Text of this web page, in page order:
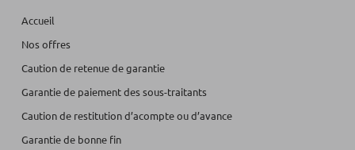
Accueil
Nos offres
Caution de retenue de garantie
Garantie de paiement des sous-traitants
Caution de restitution d’acompte ou d’avance
Garantie de bonne fin